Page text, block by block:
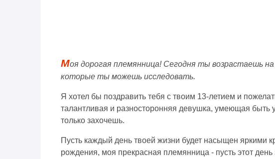
Моя дорогая племянница! Сегодня ты возрастаешь
которые ты можешь исследовать.
Я хотел бы поздравить тебя с твоим 13-летием и
талантливая и разносторонняя девушка, умеющая быть
только захочешь.
Пусть каждый день твоей жизни будет насыщен яркими
рождения, моя прекрасная племянница - пусть этот